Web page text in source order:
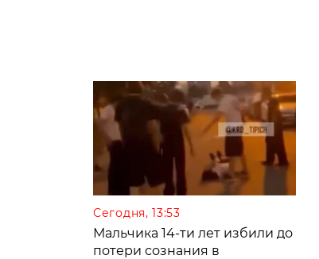
Сегодня, 13:53
Мальчика 14-ти лет избили до
потери сознания в